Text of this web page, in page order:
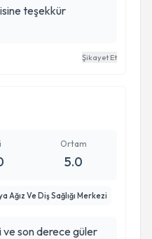
teşekkür
Şikayet Et
Ortam
5.0
Ağız Ve Diş Sağlığı Merkezi
ve son derece güler